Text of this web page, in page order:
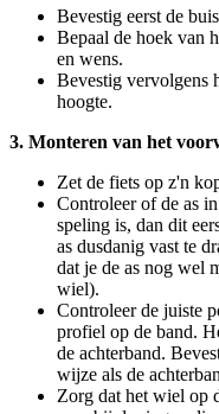
Bevestig eerst de
Bepaal de hoek van
en wens.
Bevestig vervolgens
hoogte.
3. Monteren van het
Zet de fiets op z'n
Controleer of de as
speling is, dan dit
as dusdanig vast te
dat je de as nog wel
wiel).
Controleer de juiste
profiel op de band.
de achterband.
wijze als de
Zorg dat het wiel op